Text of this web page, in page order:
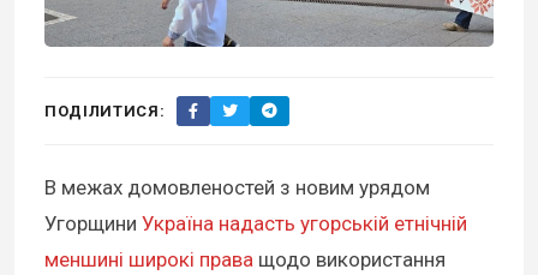
ПОДІЛИТИСЯ:
В межах домовленостей з новим урядом
Угорщини Україна надасть угорській етнічній
меншині широкі права щодо використання